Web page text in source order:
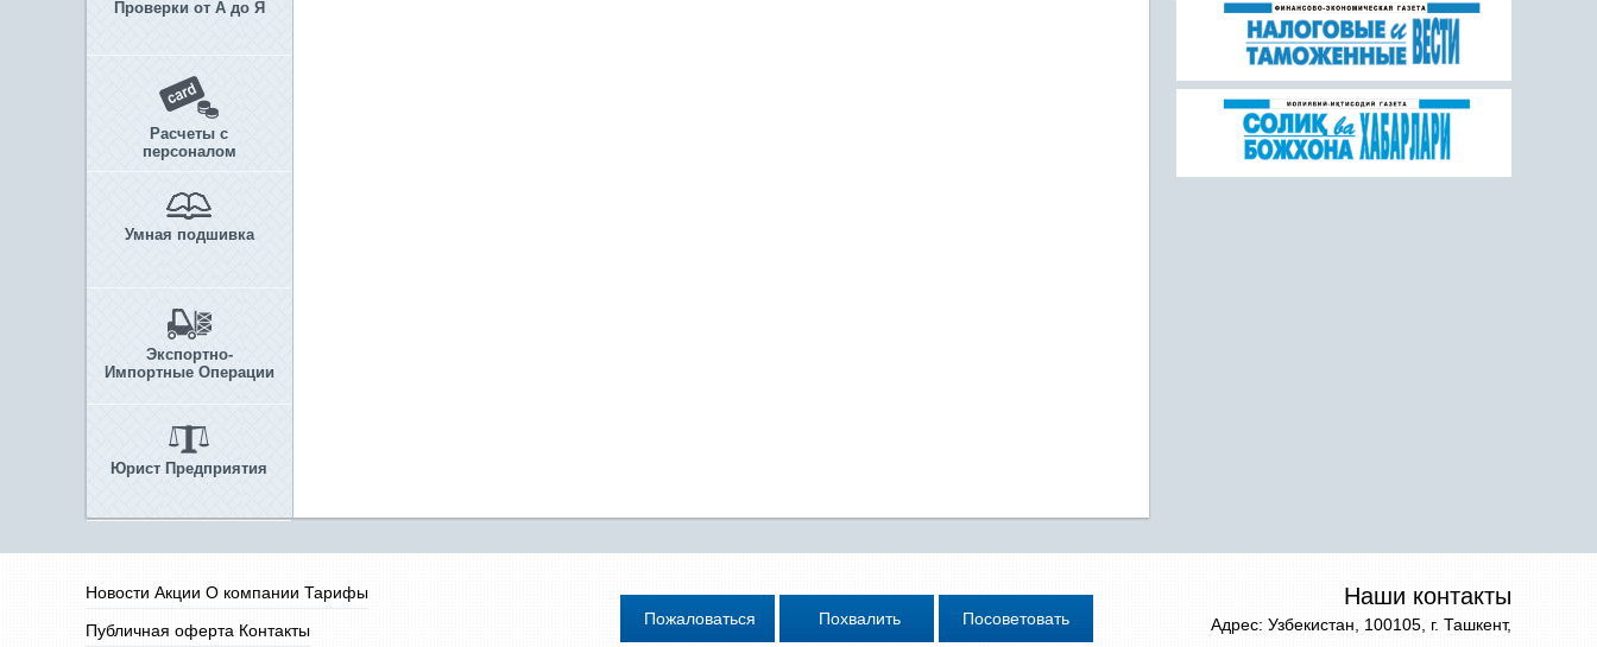
Проверки от А до Я
Расчеты с
персоналом
Умная подшивка
Экспортно-
Импортные Операции
Юрист Предприятия
Новости Акции О компании Тарифы
Публичная оферта Контакты
Наши контакты
Адрес: Узбекистан, 100105, г. Ташкент,